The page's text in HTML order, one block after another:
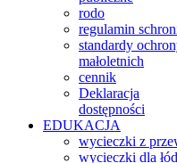
rodo
regulamin
standardy
małoletnich
cennik
Deklaracja
dostępności
EDUKACJA
wycieczki z
wycieczki dla